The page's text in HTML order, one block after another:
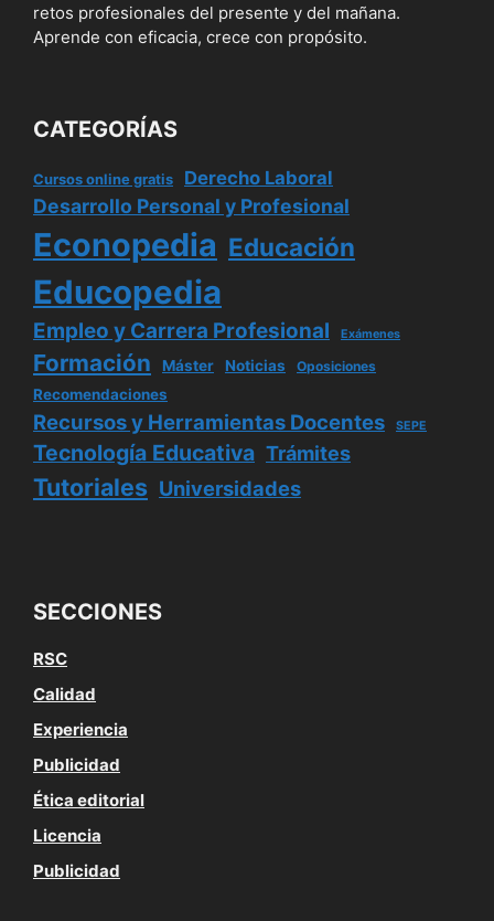
retos profesionales del presente y del mañana.
Aprende con eficacia, crece con propósito.
CATEGORÍAS
Cursos online gratis Derecho Laboral
Desarrollo Personal y Profesional
Econopedia Educación
Educopedia
Empleo y Carrera Profesional Exámenes
Formación Máster Noticias Oposiciones
Recomendaciones
Recursos y Herramientas Docentes SEPE
Tecnología Educativa Trámites
Tutoriales Universidades
SECCIONES
RSC
Calidad
Experiencia
Publicidad
Ética editorial
Licencia
Publicidad